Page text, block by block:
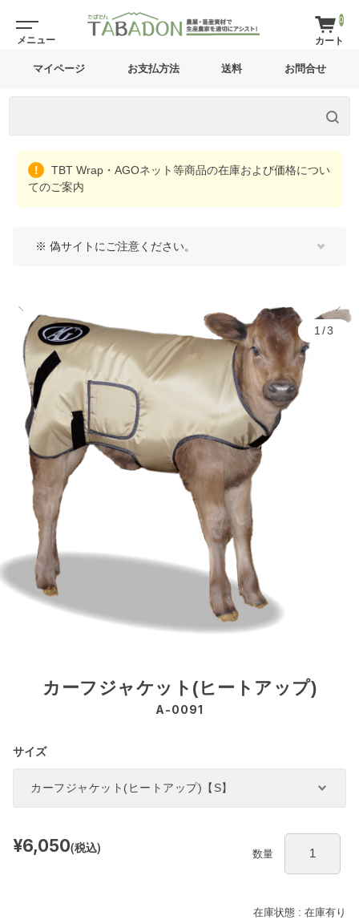
0
マイページ お支払方法 送料 お問合せ
TBT Wrap・AGOネット等商品の在庫および価格につい
てのご案内
※ 偽サイトにご注意ください。
1/3
カーフジャケット(ヒートアップ)
A-0091
サイズ
在庫状態 : 在庫有り
¥6,050(税込) 数量